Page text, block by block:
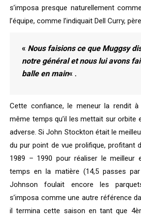
s’imposa presque naturellement
l’équipe, comme l’indiquait Dell Curry,
« Nous faisions ce que Muggsy
notre général et nous lui avons
balle en main« .
Cette confiance, le meneur la rendit
même temps qu’il les mettait sur orbite
adverse. Si John Stockton était le
du pur point de vue prolifique, profitant
1989 – 1990 pour réaliser le meilleur
temps en la matière (14,5 passes
Johnson foulait encore les
s’imposa comme une autre référence
il termina cette saison en tant que